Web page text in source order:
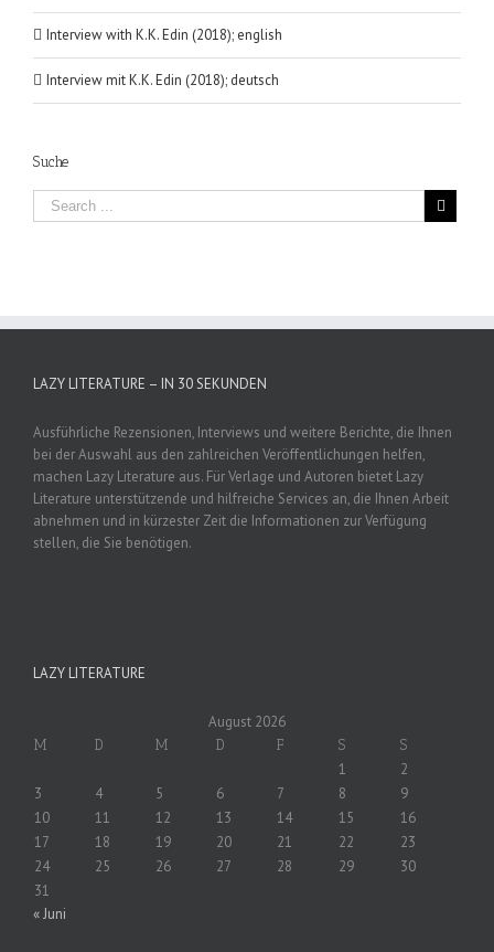
Interview with K.K. Edin (2018); english
Interview mit K.K. Edin (2018); deutsch
Suche
LAZY LITERATURE – IN 30 SEKUNDEN
Ausführliche Rezensionen, Interviews und weitere Berichte, die Ihnen
bei der Auswahl aus den zahlreichen Veröffentlichungen helfen,
machen Lazy Literature aus. Für Verlage und Autoren bietet Lazy
Literature unterstützende und hilfreiche Services an, die Ihnen Arbeit
abnehmen und in kürzester Zeit die Informationen zur Verfügung
stellen, die Sie benötigen.
LAZY LITERATURE
August 2026
M D M D F S S
1
2
3
4 5 6 7 8
9
10
11 12 13 14 15
16
17
18 19 20 21 22
23
24
25 26 27 28 29
30
31
« Juni